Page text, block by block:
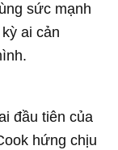
sức mạnh
ai cản
đầu tiên của
hứng chịu